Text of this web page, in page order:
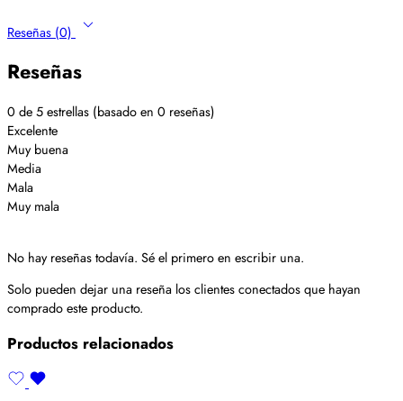
Reseñas (0)
Reseñas
0 de 5 estrellas (basado en 0 reseñas)
Excelente
Muy buena
Media
Mala
Muy mala
No hay reseñas todavía. Sé el primero en escribir una.
Solo pueden dejar una reseña los clientes conectados que hayan
comprado este producto.
Productos relacionados